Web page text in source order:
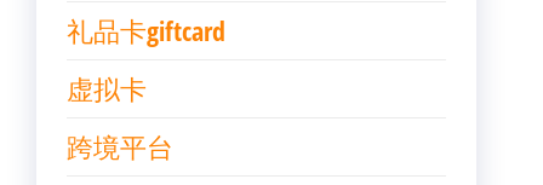
礼品卡giftcard
虚拟卡
跨境平台